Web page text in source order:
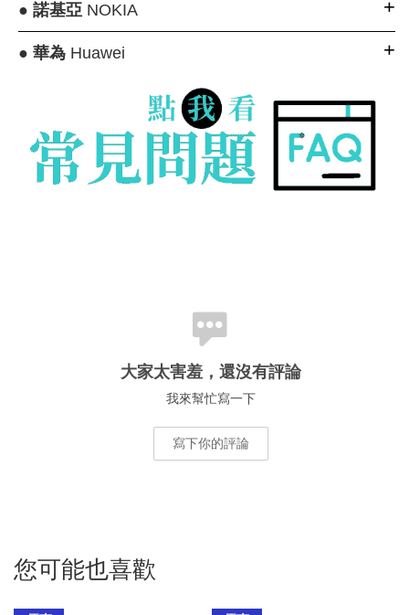
● 諾基亞NOKIA
● 華為Huawei
大家太害羞，還沒有評論
我來幫忙寫一下
寫下你的評論
您可能也喜歡